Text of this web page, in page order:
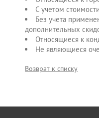
С учетом
Без учета
дополнительных
Относящиеся к
Не являющиеся
Возврат к списку